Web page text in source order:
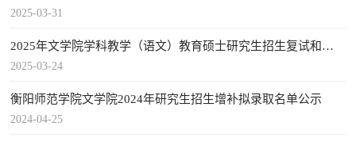
2025-03-31
2025年文学院学科教学（语文）教育硕士研究生招生复试和录取工作方案及一志愿复试名单公示
2025-03-24
衡阳师范学院文学院2024年研究生招生增补拟录取名单公示
2024-04-25